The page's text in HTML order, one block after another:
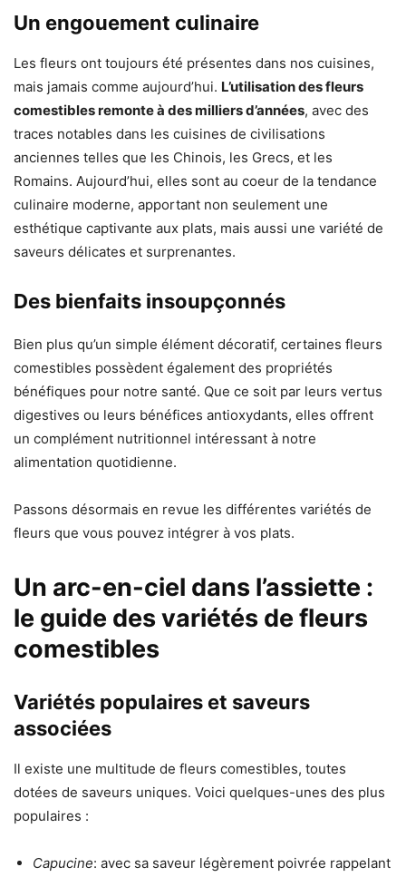
Un engouement culinaire
Les fleurs ont toujours été présentes dans nos cuisines,
mais jamais comme aujourd’hui. L’utilisation des fleurs
comestibles remonte à des milliers d’années, avec des
traces notables dans les cuisines de civilisations
anciennes telles que les Chinois, les Grecs, et les
Romains. Aujourd’hui, elles sont au coeur de la tendance
culinaire moderne, apportant non seulement une
esthétique captivante aux plats, mais aussi une variété de
saveurs délicates et surprenantes.
Des bienfaits insoupçonnés
Bien plus qu’un simple élément décoratif, certaines fleurs
comestibles possèdent également des propriétés
bénéfiques pour notre santé. Que ce soit par leurs vertus
digestives ou leurs bénéfices antioxydants, elles offrent
un complément nutritionnel intéressant à notre
alimentation quotidienne.
Passons désormais en revue les différentes variétés de
fleurs que vous pouvez intégrer à vos plats.
Un arc-en-ciel dans l’assiette :
le guide des variétés de fleurs
comestibles
Variétés populaires et saveurs
associées
Il existe une multitude de fleurs comestibles, toutes
dotées de saveurs uniques. Voici quelques-unes des plus
populaires :
Capucine: avec sa saveur légèrement poivrée rappelant